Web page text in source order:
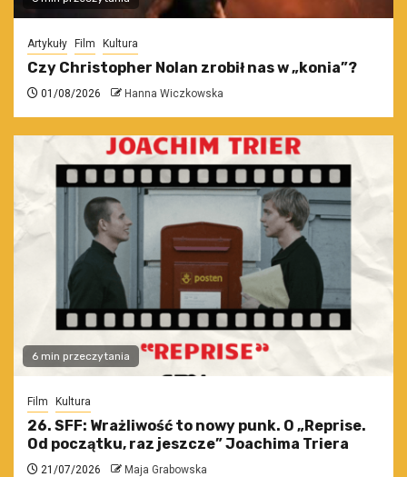
Artykuły Film Kultura
Czy Christopher Nolan zrobił nas w „konia”?
01/08/2026 Hanna Wiczkowska
6 min przeczytania
Film Kultura
26. SFF: Wrażliwość to nowy punk. O „Reprise.
Od początku, raz jeszcze” Joachima Triera
21/07/2026 Maja Grabowska